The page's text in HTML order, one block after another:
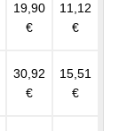
19,90
€
11,12
€
30,92
€
15,51
€